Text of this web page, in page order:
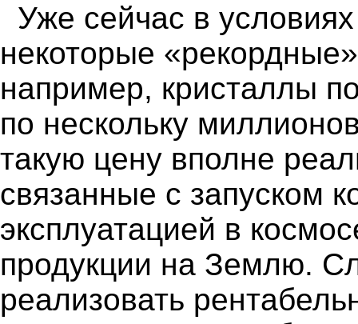
Уже сейчас в
некоторые
например, кристаллы
по нескольку
такую цену вполне
связанные с запуском
эксплуатацией в
продукции на Землю.
реализовать